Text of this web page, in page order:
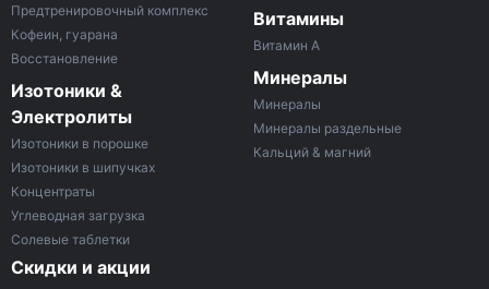
Предтренировочный комплекс
Кофеин, гуарана
Восстановление
Изотоники &
Электролиты
Изотоники в порошке
Изотоники в шипучках
Концентраты
Углеводная загрузка
Солевые таблетки
Витамины
Витамин A
Минералы
Минералы
Минералы раздельные
Кальций & магний
Скидки и акции